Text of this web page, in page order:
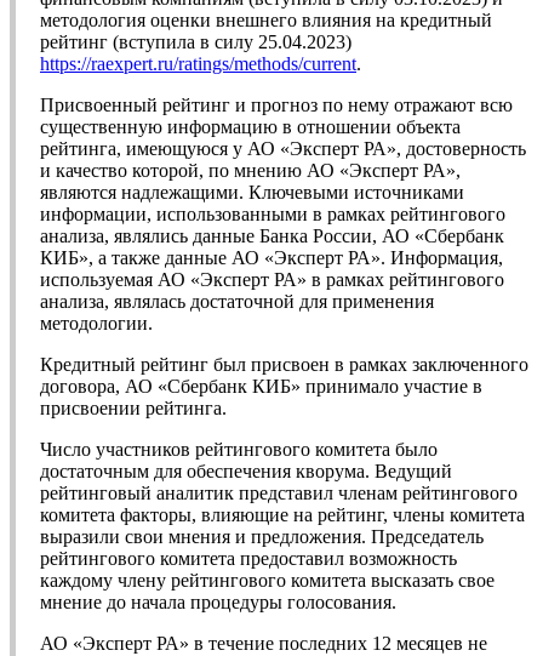
методология оценки внешнего влияния на кредитный
рейтинг (вступила в силу 25.04.2023)
https://raexpert.ru/ratings/methods/current.
Присвоенный рейтинг и прогноз по нему отражают всю
существенную информацию в отношении объекта
рейтинга, имеющуюся у АО «Эксперт РА», достоверность
и качество которой, по мнению АО «Эксперт РА»,
являются надлежащими. Ключевыми источниками
информации, использованными в рамках рейтингового
анализа, являлись данные Банка России, АО «Сбербанк
КИБ», а также данные АО «Эксперт РА». Информация,
используемая АО «Эксперт РА» в рамках рейтингового
анализа, являлась достаточной для применения
методологии.
Кредитный рейтинг был присвоен в рамках заключенного
договора, АО «Сбербанк КИБ» принимало участие в
присвоении рейтинга.
Число участников рейтингового комитета было
достаточным для обеспечения кворума. Ведущий
рейтинговый аналитик представил членам рейтингового
комитета факторы, влияющие на рейтинг, члены комитета
выразили свои мнения и предложения. Председатель
рейтингового комитета предоставил возможность
каждому члену рейтингового комитета высказать свое
мнение до начала процедуры голосования.
АО «Эксперт РА» в течение последних 12 месяцев не